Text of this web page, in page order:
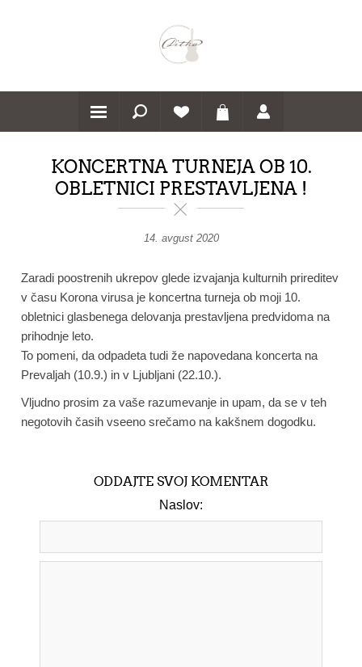
KONCERTNA TURNEJA OB 10.
OBLETNICI PRESTAVLJENA !
14. avgust 2020
Zaradi poostrenih ukrepov glede izvajanja kulturnih prireditev
v času Korona virusa je koncertna turneja ob moji 10.
obletnici glasbenega delovanja prestavljena predvidoma na
prihodnje leto.
To pomeni, da odpadeta tudi že napovedana koncerta na
Prevaljah (10.9.) in v Ljubljani (22.10.).
Vljudno prosim za vaše razumevanje in upam, da se v teh
negotovih časih vseeno srečamo na kakšnem dogodku.
ODDAJTE SVOJ KOMENTAR
Naslov: